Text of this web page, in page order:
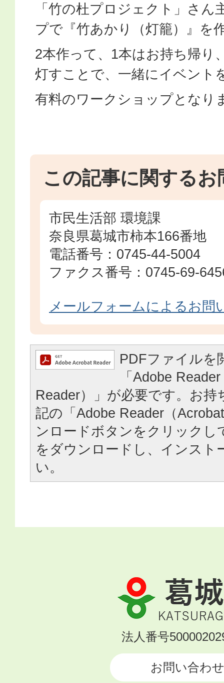
「竹の杜プロジェクト」さん
プで『竹あかり（灯籠）』を
2本作って、1本はお持ち帰り
灯すことで、一緒にイベント
有料のワークショップとなり
この記事に関するお
市民生活部 環境課
奈良県葛城市柿本166番地
電話番号：0745-44-5004
ファクス番号：0745-69-
メールフォームによるお問
PDFファイルを
「Adobe
Reader）」が必要です。お持
記の「Adobe Reader（
ンロードボタンをクリックし
をダウンロードし、インスト
い。
葛
城
市
KATSURAGI
法人番号
お問い合わせ